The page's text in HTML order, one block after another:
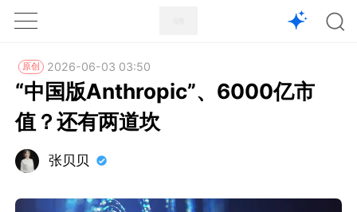
1X
原创 2026-06-03 03:50
“中国版Anthropic”、6000亿市
值？还有两道坎
张贝贝